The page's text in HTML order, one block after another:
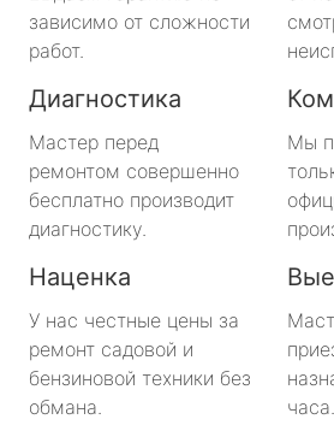
зависимо от сложности
работ.
Диагностика
Мастер перед
ремонтом совершенно
бесплатно производит
диагностику.
Мы
Наценка
У нас честные цены за
ремонт садовой и
бензиновой техники без
обмана.
часа.